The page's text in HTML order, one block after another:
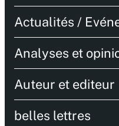
Actualités /
Analyses et
Auteur et editeur
belles lettres